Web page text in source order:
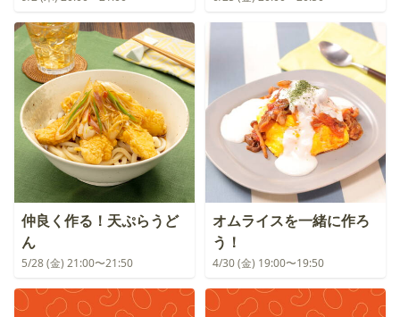
仲良く作る！天ぷらうど
ん
5/28 (金) 21:00〜21:50
オムライスを一緒に作ろ
う！
4/30 (金) 19:00〜19:50